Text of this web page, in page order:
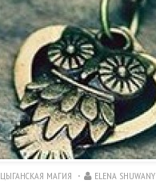
ЦЫГАНСКАЯ МАГИЯ ELENA SHUWANY